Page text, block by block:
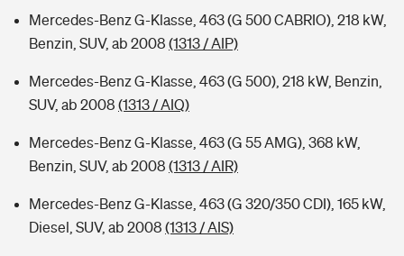
Mercedes-Benz G-Klasse, 463 (G 500 CABRIO), 218 kW,
Benzin, SUV, ab 2008 (1313 / AIP)
Mercedes-Benz G-Klasse, 463 (G 500), 218 kW, Benzin,
SUV, ab 2008 (1313 / AIQ)
Mercedes-Benz G-Klasse, 463 (G 55 AMG), 368 kW,
Benzin, SUV, ab 2008 (1313 / AIR)
Mercedes-Benz G-Klasse, 463 (G 320/350 CDI), 165 kW,
Diesel, SUV, ab 2008 (1313 / AIS)